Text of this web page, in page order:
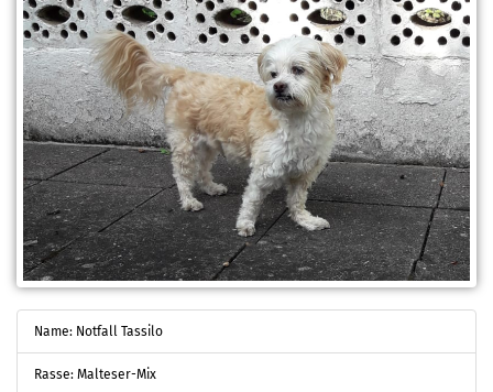
Name: Notfall Tassilo
Rasse: Malteser-Mix